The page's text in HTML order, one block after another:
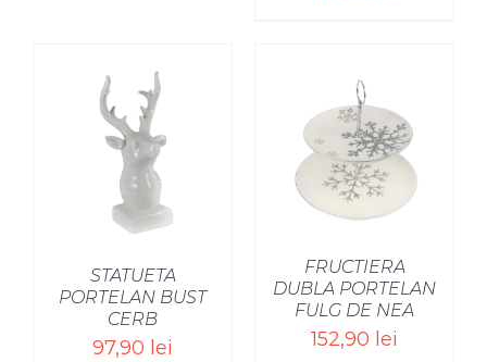
STATUETA
PORTELAN BUST
CERB
97,90 lei
SELECT OPTIONS
/
FRUCTIERA
DUBLA PORTELAN
FULG DE NEA
152,90 lei